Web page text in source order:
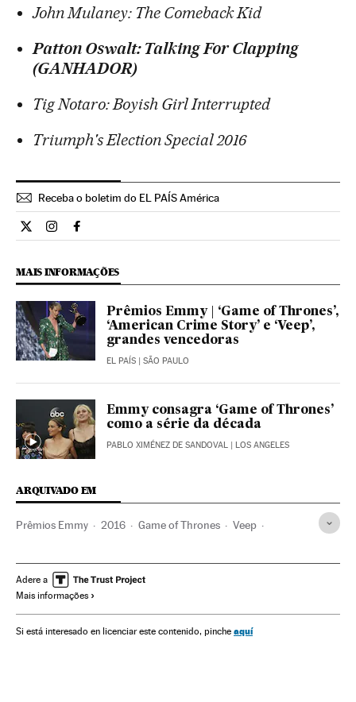
John Mulaney: The Comeback Kid
Patton Oswalt: Talking For Clapping
(GANHADOR)
Tig Notaro: Boyish Girl Interrupted
Triumph's Election Special 2016
Receba o boletim do EL PAÍS América
Cultura El País Brasil en Twitter
Cultura El País Brasil en Instagram
Cultura El País Brasil en Facebook
MAIS INFORMAÇÕES
Prêmios Emmy | ‘Game of Thrones’,
‘American Crime Story’ e ‘Veep’,
grandes vencedoras
EL PAÍS | SÃO PAULO
Emmy consagra ‘Game of Thrones’
como a série da década
PABLO XIMÉNEZ DE SANDOVAL | LOS ANGELES
ARQUIVADO EM
Prêmios Emmy 2016 Game of Thrones Veep
Série comédia Jornalismo
Programa tv
Programação Meios comunicação Sociedade
Adere a
Mais informações
Si está interesado en licenciar este contenido, pinche aquí